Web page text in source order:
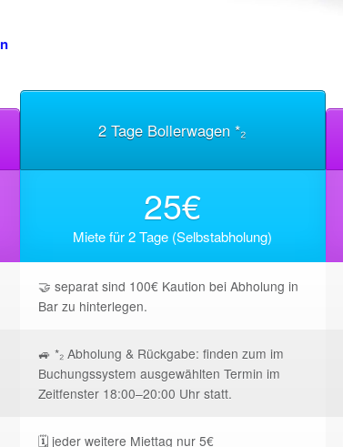
2 Tage Bollerwagen *₂
25€
Miete für 2 Tage (Selbstabholung)
🤝 separat sind 100€ Kaution bei Abholung in
Bar zu hinterlegen.
🚙 *₂ Abholung & Rückgabe: finden zum im
Buchungssystem ausgewählten Termin im
Zeitfenster 18:00–20:00 Uhr statt.
🗓️ jeder weitere Miettag nur 5€